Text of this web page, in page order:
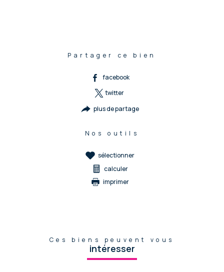
Partager ce bien
facebook
twitter
plus de partage
Nos outils
sélectionner
calculer
imprimer
Ces biens peuvent vous
intéresser